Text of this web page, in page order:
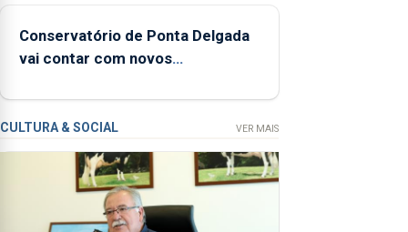
apanha
ilegal de
2022 e
2026. A ilha
das Flores
apresenta
Conservatório de Ponta Delgada
vai contar com novos
CULTURA & SOCIAL VER MAIS